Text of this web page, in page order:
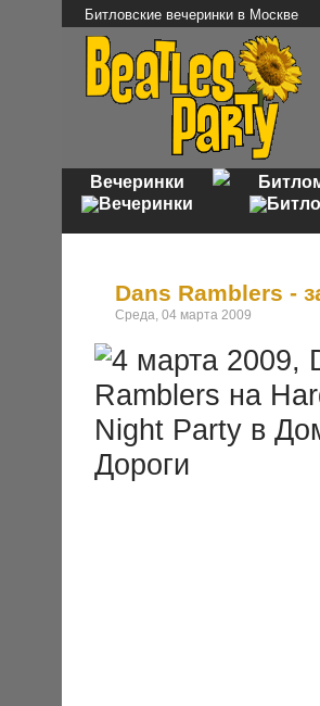
Битловские вечеринки в Москве
Вечеринки
Dans Ramblers -
Среда, 04 марта 2009